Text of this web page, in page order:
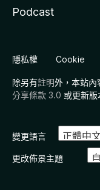
Podcast
隱私權 Cookie
除另有註明外，本站內
分享條款 3.0 或更新版
變更語言
更改佈景主題